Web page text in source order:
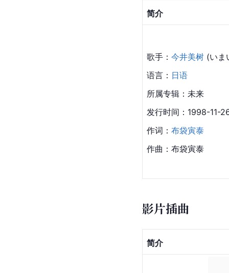
简介
歌手： 今井美树 (いま
语言： 日语
所属专辑：未来
发行时间：1998-11-
作词： 布袋寅泰
作曲：布袋寅泰
影片插曲
简介